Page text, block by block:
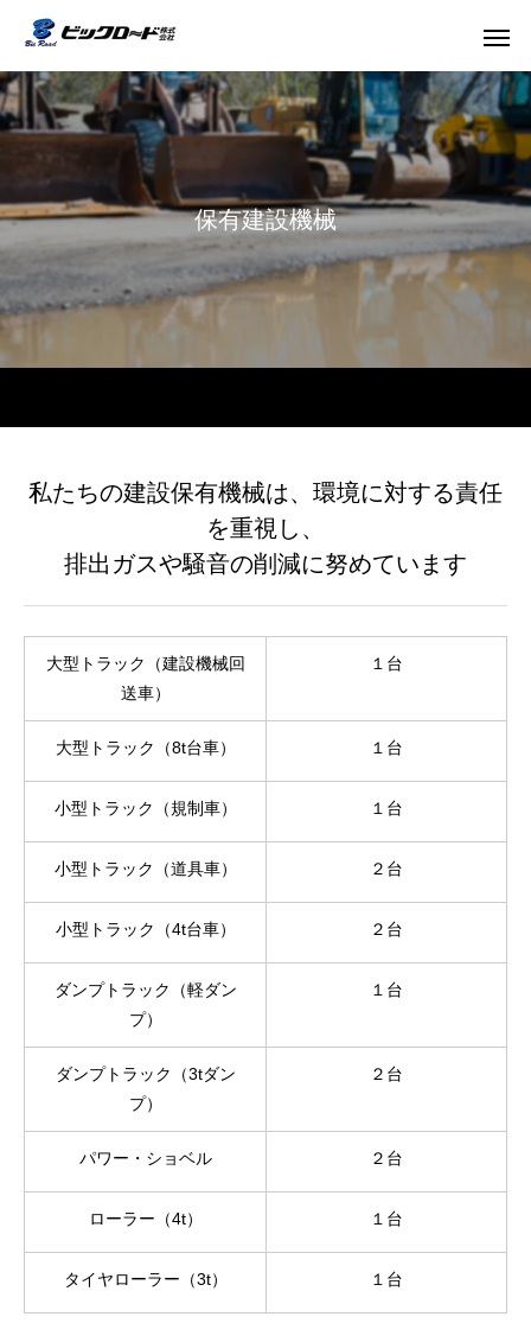
舗装工事
保有建設機械
私たちの建設保有機械は、環境に対する責任
を重視し、
排出ガスや騒音の削減に努めています
大型トラック（建設機械回
送車）
１台
大型トラック（8t台車） １台
小型トラック（規制車） １台
小型トラック（道具車） ２台
小型トラック（4t台車） ２台
ダンプトラック（軽ダン
プ）
１台
ダンプトラック（3tダン
プ）
２台
パワー・ショベル ２台
ローラー（4t） １台
タイヤローラー（3t） １台